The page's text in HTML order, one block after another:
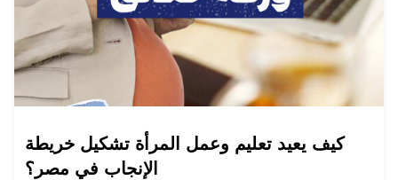
كيف يعيد تعليم وعمل المرأة تشكيل خريطة
الإنجاب في مصر؟